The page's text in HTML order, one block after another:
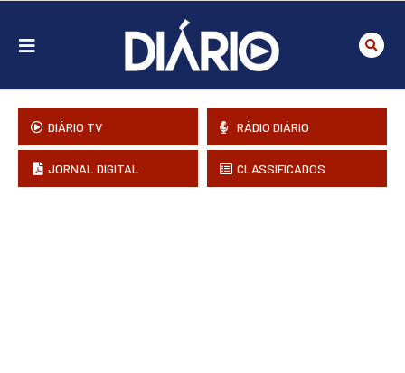
DIÁRIO TV RÁDIO DIÁRIO
JORNAL DIGITAL CLASSIFICADOS